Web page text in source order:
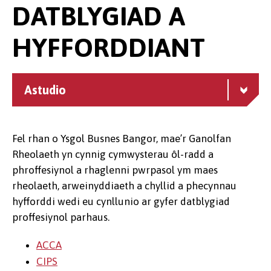
DATBLYGIAD A
HYFFORDDIANT
Astudio
Fel rhan o Ysgol Busnes Bangor, mae’r Ganolfan
Rheolaeth yn cynnig cymwysterau ôl-radd a
phroffesiynol a rhaglenni pwrpasol ym maes
rheolaeth, arweinyddiaeth a chyllid a phecynnau
hyfforddi wedi eu cynllunio ar gyfer datblygiad
proffesiynol parhaus.
ACCA
CIPS